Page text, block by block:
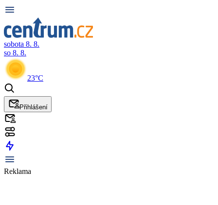
sobota 8. 8.
so 8. 8.
23°C
Přihlášení
Reklama